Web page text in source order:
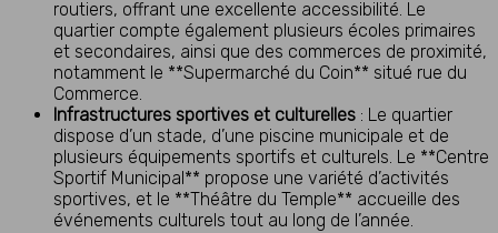
routiers, offrant une excellente accessibilité. Le
quartier compte également plusieurs écoles primaires
et secondaires, ainsi que des commerces de proximité,
notamment le **Supermarché du Coin** situé rue du
Commerce.
Infrastructures sportives et culturelles : Le quartier
dispose d’un stade, d’une piscine municipale et de
plusieurs équipements sportifs et culturels. Le **Centre
Sportif Municipal** propose une variété d’activités
sportives, et le **Théâtre du Temple** accueille des
événements culturels tout au long de l’année.